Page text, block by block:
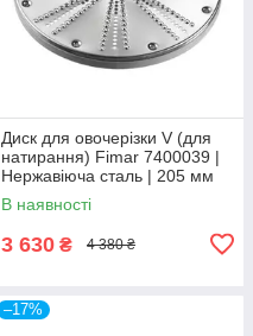
Диск для овочерізки V (для
натирання) Fimar 7400039 |
Нержавіюча сталь | 205 мм
В наявності
3 630 ₴ 4 380 ₴
–17%